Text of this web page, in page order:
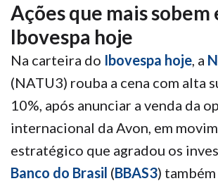
Ações que mais sobem
Ibovespa hoje
Na carteira do Ibovespa hoje, a
(NATU3) rouba a cena com alta
10%, após anunciar a venda da
internacional da Avon, em
estratégico que agradou os
Banco do Brasil (BBAS3) também